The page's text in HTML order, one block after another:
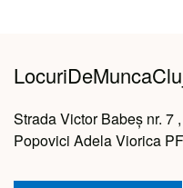
Strada Victor Babeș nr. 7
Popovici Adela Viorica